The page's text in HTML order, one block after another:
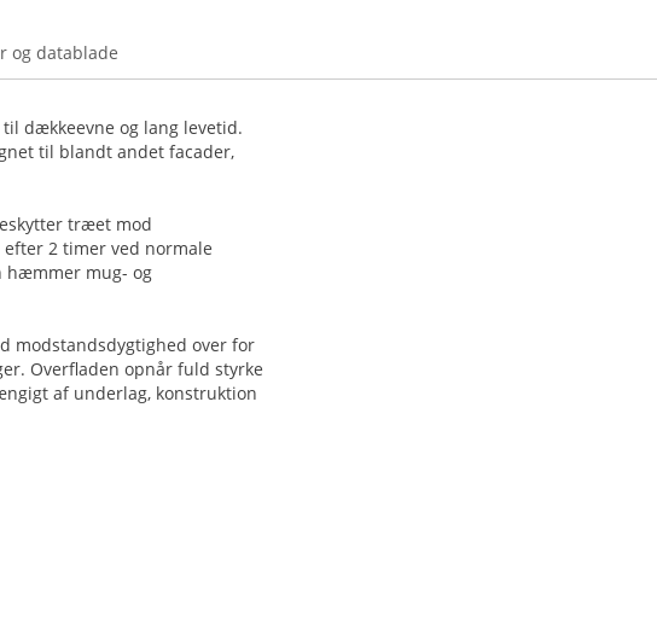
og datablade
dækkeevne og lang levetid.
til blandt andet facader,
træet mod
2 timer ved normale
hæmmer mug- og
modstandsdygtighed over for
Overfladen opnår fuld styrke
af underlag, konstruktion